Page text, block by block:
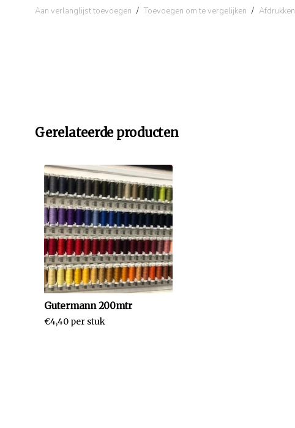
Aan verlanglijst toevoegen / Toevoegen om te vergelijken / Afdrukken
Gerelateerde producten
Gutermann 200mtr
€4,40 per stuk